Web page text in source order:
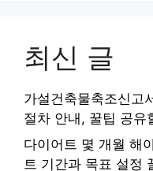
최신 글
가설건축물축조신고
절차 안내, 꿀팁 공유
다이어트 몇 개월 해
트 기간과 목표 설정